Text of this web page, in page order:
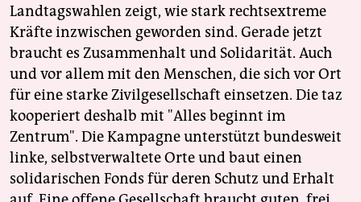
Landtagswahlen zeigt, wie stark rechtsextreme
Kräfte inzwischen geworden sind. Gerade jetzt
braucht es Zusammenhalt und Solidarität. Auch
und vor allem mit den Menschen, die sich vor Ort
für eine starke Zivilgesellschaft einsetzen. Die taz
kooperiert deshalb mit "Alles beginnt im
Zentrum". Die Kampagne unterstützt bundesweit
linke, selbstverwaltete Orte und baut einen
solidarischen Fonds für deren Schutz und Erhalt